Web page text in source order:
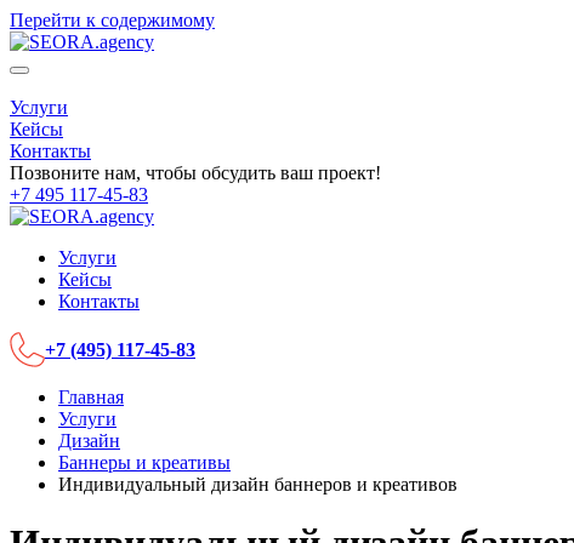
Перейти к содержимому
Услуги
Кейсы
Контакты
Позвоните нам, чтобы обсудить ваш проект!
+7 495 117-45-83
Услуги
Кейсы
Контакты
+7 (495) 117-45-83
Главная
Услуги
Дизайн
Баннеры и креативы
Индивидуальный дизайн баннеров и креативов